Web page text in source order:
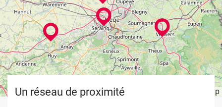
OpenStreetMap
Un réseau de proximité